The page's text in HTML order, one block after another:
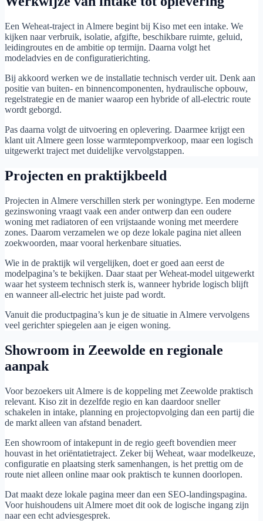
Een Weheat-traject in Almere begint bij Kiso met een intake. We
kijken naar verbruik, isolatie, afgifte, beschikbare ruimte, geluid,
leidingroutes en de ambitie op termijn. Daarna volgt het
modeladvies en de configuratierichting.
Bij akkoord werken we de installatie technisch verder uit. Denk aan
positie van buiten- en binnencomponenten, hydraulische opbouw,
regelstrategie en de manier waarop een hybride of all-electric route
wordt geborgd.
Pas daarna volgt de uitvoering en oplevering. Daarmee krijgt een
klant uit Almere geen losse warmtepompverkoop, maar een logisch
uitgewerkt traject met duidelijke vervolgstappen.
Projecten en praktijkbeeld
Projecten in Almere verschillen sterk per woningtype. Een moderne
gezinswoning vraagt vaak een ander ontwerp dan een oudere
woning met radiatoren of een vrijstaande woning met meerdere
zones. Daarom verzamelen we op deze lokale pagina niet alleen
zoekwoorden, maar vooral herkenbare situaties.
Wie in de praktijk wil vergelijken, doet er goed aan eerst de
modelpagina’s te bekijken. Daar staat per Weheat-model uitgewerkt
waar het systeem technisch sterk is, wanneer hybride logisch blijft
en wanneer all-electric het juiste pad wordt.
Vanuit die productpagina’s kun je de situatie in Almere vervolgens
veel gerichter spiegelen aan je eigen woning.
Showroom in Zeewolde en regionale
aanpak
Voor bezoekers uit Almere is de koppeling met Zeewolde praktisch
relevant. Kiso zit in dezelfde regio en kan daardoor sneller
schakelen in intake, planning en projectopvolging dan een partij die
de markt alleen van afstand benadert.
Een showroom of intakepunt in de regio geeft bovendien meer
houvast in het oriëntatietraject. Zeker bij Weheat, waar modelkeuze,
configuratie en plaatsing sterk samenhangen, is het prettig om de
route niet alleen online maar ook praktisch te kunnen doorlopen.
Dat maakt deze lokale pagina meer dan een SEO-landingspagina.
Voor huishoudens uit Almere moet dit ook de logische ingang zijn
naar een echt adviesgesprek.